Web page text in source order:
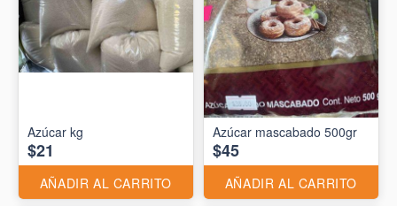
Azúcar kg
$21
AÑADIR AL CARRITO
Azúcar mascabado 500gr
$45
AÑADIR AL CARRITO